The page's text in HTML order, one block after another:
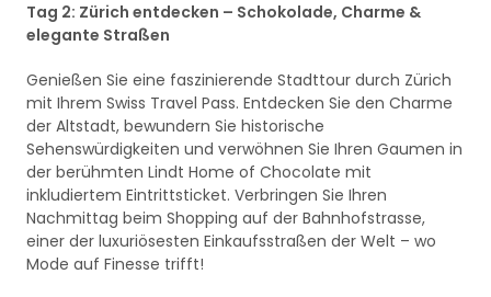
Tag 2: Zürich entdecken – Schokolade, Charme &
elegante Straßen
Genießen Sie eine faszinierende Stadttour durch Zürich
mit Ihrem Swiss Travel Pass. Entdecken Sie den Charme
der Altstadt, bewundern Sie historische
Sehenswürdigkeiten und verwöhnen Sie Ihren Gaumen in
der berühmten Lindt Home of Chocolate mit
inkludiertem Eintrittsticket. Verbringen Sie Ihren
Nachmittag beim Shopping auf der Bahnhofstrasse,
einer der luxuriösesten Einkaufsstraßen der Welt – wo
Mode auf Finesse trifft!